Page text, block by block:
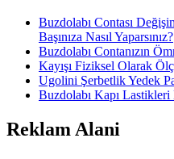
Buzdolabı Contası
Başınıza Nasıl Yaparsınız?
Buzdolabı Contanızın
Kayışı Fiziksel Olarak
Ugolini Şerbetlik Yedek
Buzdolabı Kapı Lastikleri
Reklam Alani